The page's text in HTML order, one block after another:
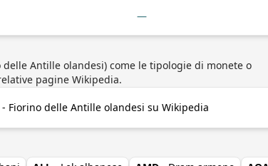
—
delle Antille olandesi) come le tipologie di monete o
pagine Wikipedia.
- Fiorino delle Antille olandesi su Wikipedia